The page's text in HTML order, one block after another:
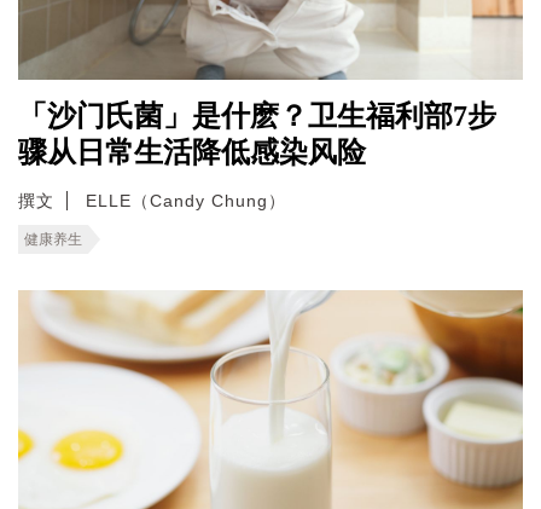
「沙门氏菌」是什麽？卫生福利部7步
骤从日常生活降低感染风险
撰文 ELLE（Candy Chung）
健康养生